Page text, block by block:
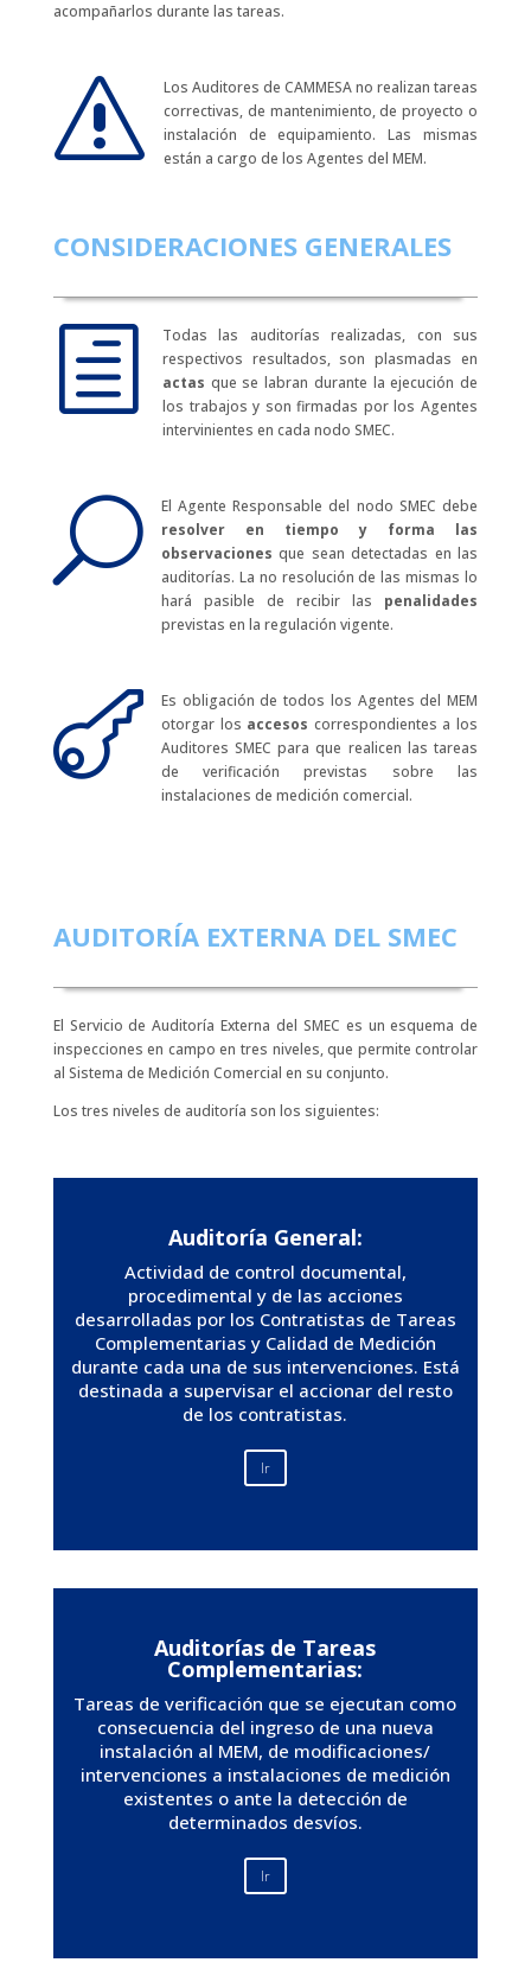
acompañarlos durante las tareas.
s
Los Auditores de CAMMESA no realizan tareas
correctivas, de mantenimiento, de proyecto o
instalación de equipamiento. Las mismas
están a cargo de los Agentes del MEM.
CONSIDERACIONES GENERALES
h
Todas las auditorías realizadas, con sus
respectivos resultados, son plasmadas en
actas que se labran durante la ejecución de
los trabajos y son firmadas por los Agentes
intervinientes en cada nodo SMEC.
U
El Agente Responsable del nodo SMEC debe
resolver en tiempo y forma las
observaciones que sean detectadas en las
auditorías. La no resolución de las mismas lo
hará pasible de recibir las penalidades
previstas en la regulación vigente.

Es obligación de todos los Agentes del MEM
otorgar los accesos correspondientes a los
Auditores SMEC para que realicen las tareas
de verificación previstas sobre las
instalaciones de medición comercial.
AUDITORÍA EXTERNA DEL SMEC
El Servicio de Auditoría Externa del SMEC es un esquema de
inspecciones en campo en tres niveles, que permite controlar
al Sistema de Medición Comercial en su conjunto.
Los tres niveles de auditoría son los siguientes:
Auditoría General:
Actividad de control documental,
procedimental y de las acciones
desarrolladas por los Contratistas de Tareas
Complementarias y Calidad de Medición
durante cada una de sus intervenciones. Está
destinada a supervisar el accionar del resto
de los contratistas.
Ir
Auditorías de Tareas
Complementarias:
Tareas de verificación que se ejecutan como
consecuencia del ingreso de una nueva
instalación al MEM, de modificaciones/
intervenciones a instalaciones de medición
existentes o ante la detección de
determinados desvíos.
Ir